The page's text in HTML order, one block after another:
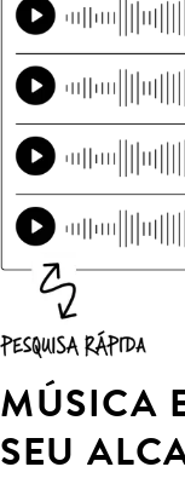
MÚSICA
SEU